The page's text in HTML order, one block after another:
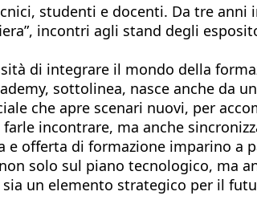
studenti e docenti. Da tre anni
incontri agli stand degli
di integrare il mondo della
sottolinea, nasce anche da
che apre scenari nuovi, per
incontrare, ma anche
offerta di formazione imparino a
solo sul piano tecnologico, ma
un elemento strategico per il